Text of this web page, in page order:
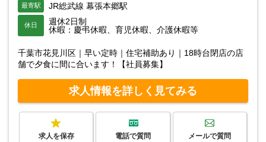
最寄駅 JR総武線 幕張本郷駅
休日
週休2日制
休暇：慶弔休暇、育児休暇、介護休暇等
千葉市花見川区｜早い定時｜住宅補助あり｜18時台閉店の店
舗で夕食に間に合います！【社員募集】
求人情報を詳しく見てみる
求人を保存 電話で質問 メールで質問